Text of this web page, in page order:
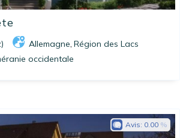
Allemagne, Région des Lacs
occidentale
Avis: 0.00